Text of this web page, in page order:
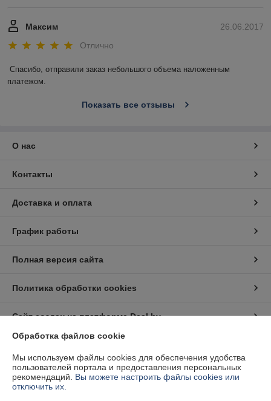
26.06.2017
Максим
Отлично
Спасибо, отправили заказ небольшого объема наложенным
платежом.
Показать все отзывы
О нас
Контакты
Доставка и оплата
График работы
Полная версия сайта
Политика обработки cookies
Сайт создан на платформе Deal.by
Информация для покупателя
Юридическое лицо:Частное предприятие "Белэнергодеталь"
220040, г. Минск, ул. Тиражная д. 63, комн. 6
Обработка файлов cookie
Мы используем файлы cookies для обеспечения удобства
пользователей портала и предоставления персональных
рекомендаций. Вы можете настроить файлы cookies или
отключить их.